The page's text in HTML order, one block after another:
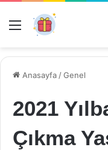
Menü
Anasayfa /Genel
2021
Çıkma